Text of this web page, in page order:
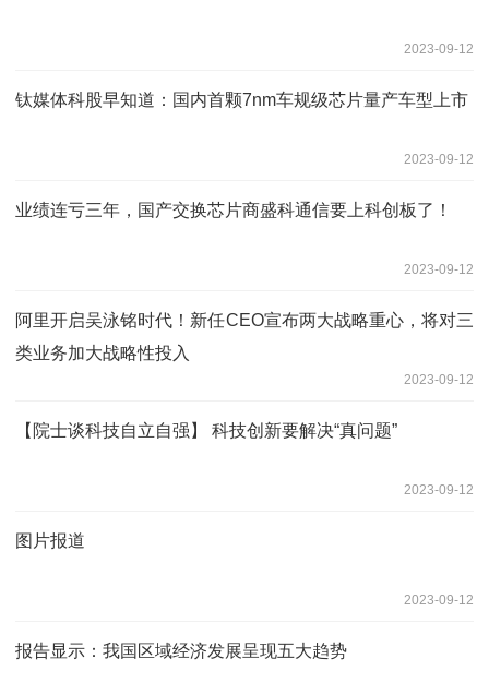
2023-09-12
钛媒体科股早知道：国内首颗7nm车规级芯片量产车型上市
2023-09-12
业绩连亏三年，国产交换芯片商盛科通信要上科创板了！
2023-09-12
阿里开启吴泳铭时代！新任CEO宣布两大战略重心，将对三
类业务加大战略性投入
2023-09-12
【院士谈科技自立自强】 科技创新要解决“真问题”
2023-09-12
图片报道
2023-09-12
报告显示：我国区域经济发展呈现五大趋势